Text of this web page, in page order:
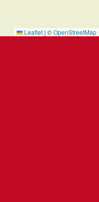
Leaflet | ©OpenStreetMap